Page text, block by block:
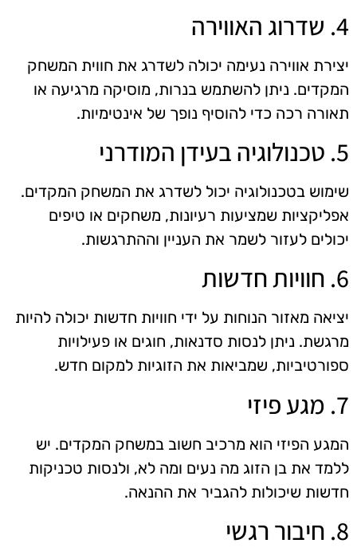
4. שדרוג האווירה
יצירת אווירה נעימה יכולה לשדרג את חווית המשחק
המקדים. ניתן להשתמש בנרות, מוסיקה מרגיעה או
תאורה רכה כדי להוסיף נופך של אינטימיות.
5. טכנולוגיה בעידן המודרני
שימוש בטכנולוגיה יכול לשדרג את המשחק המקדים.
אפליקציות שמציעות רעיונות, משחקים או טיפים
יכולים לעזור לשמר את העניין וההתרגשות.
6. חוויות חדשות
יציאה מאזור הנוחות על ידי חוויות חדשות יכולה להיות
מרגשת. ניתן לנסות סדנאות, חוגים או פעילויות
ספורטיביות, שמביאות את הזוגיות למקום חדש.
7. מגע פיזי
המגע הפיזי הוא מרכיב חשוב במשחק המקדים. יש
ללמד את בן הזוג מה נעים ומה לא, ולנסות טכניקות
חדשות שיכולות להגביר את ההנאה.
8. חיבור רגשי